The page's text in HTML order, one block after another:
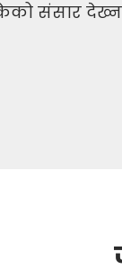
संसार देख्न